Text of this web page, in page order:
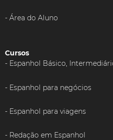
Área do Aluno
Cursos
Espanhol Básico,
Espanhol para negócios
Espanhol para viagens
Redação em Espanhol